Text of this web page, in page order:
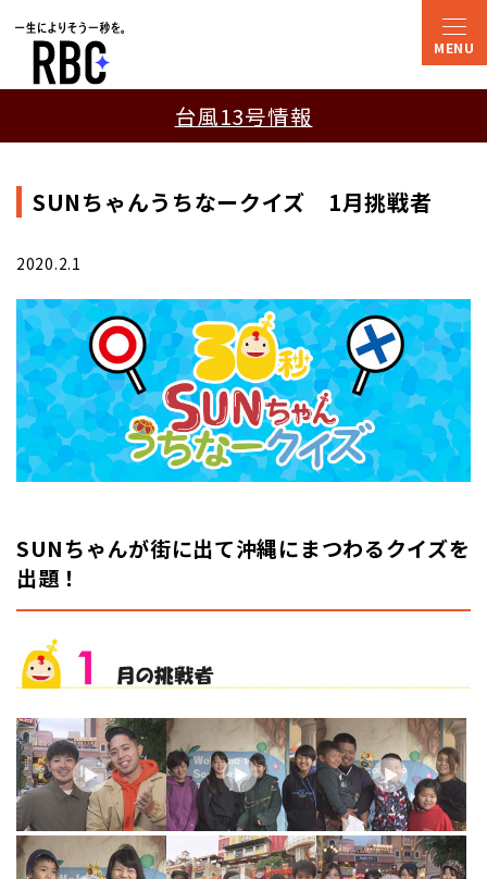
台風13号情報
SUNちゃんうちなークイズ 1月挑戦者
2020.2.1
SUNちゃんが街に出て沖縄にまつわるクイズを
出題！